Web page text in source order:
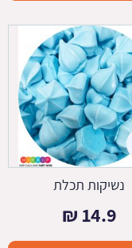
נשיקות תכלת
14.9
₪